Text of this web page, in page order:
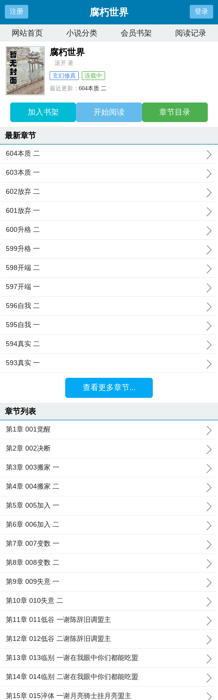
注册 腐朽世界 登录
网站首页 小说分类 会员书架 阅读记录
腐朽世界
滚开 著
玄幻修真
连载中
最近更新：604本质 二
加入书架 开始阅读 章节目录
最新章节
604本质 二
603本质 一
602放弃 二
601放弃 一
600升格 二
599升格 一
598开端 二
597开端 一
596自我 二
595自我 一
594真实 二
593真实 一
查看更多章节...
章节列表
第1章 001觉醒
第2章 002决断
第3章 003搬家 一
第4章 004搬家 二
第5章 005加入 一
第6章 006加入 二
第7章 007变数 一
第8章 008变数 二
第9章 009失意 一
第10章 010失意 二
第11章 011低谷 一谢陈辞旧调盟主
第12章 012低谷 二谢陈辞旧调盟主
第13章 013临别 一谢在我眼中你们都能吃盟
第14章 014临别 二谢在我眼中你们都能吃盟
第15章 015淬体 一谢月亮骑士挂月亮盟主